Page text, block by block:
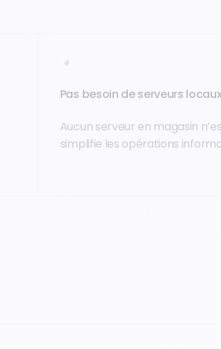
Pas besoin de serveurs
Aucun serveur en magasin
simplifie les opérations